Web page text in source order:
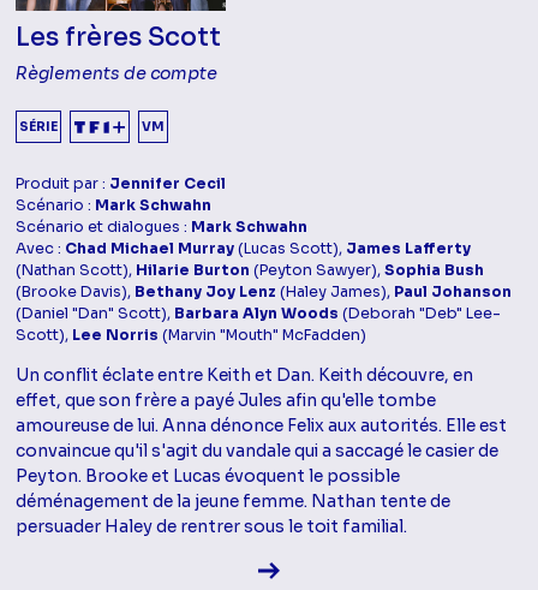
Les frères Scott
Règlements de compte
SÉRIE VM
Produit par : Jennifer Cecil
Scénario : Mark Schwahn
Scénario et dialogues : Mark Schwahn
Avec : Chad Michael Murray(Lucas Scott), James Lafferty
(Nathan Scott), Hilarie Burton (Peyton Sawyer),Sophia Bush
(Brooke Davis), Bethany Joy Lenz (Haley James), Paul Johanson
(Daniel "Dan" Scott), Barbara Alyn Woods (Deborah "Deb" Lee-
Scott), Lee Norris (Marvin "Mouth" McFadden)
Un conflit éclate entre Keith et Dan. Keith découvre, en
effet, que son frère a payé Jules afin qu'elle tombe
amoureuse de lui. Anna dénonce Felix aux autorités. Elle est
convaincue qu'il s'agit du vandale qui a saccagé le casier de
Peyton. Brooke et Lucas évoquent le possible
déménagement de la jeune femme. Nathan tente de
persuader Haley de rentrer sous le toit familial.
Voir la fiche diffusion